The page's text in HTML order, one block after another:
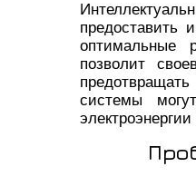
предоставить
оптимальные
позволит
системы